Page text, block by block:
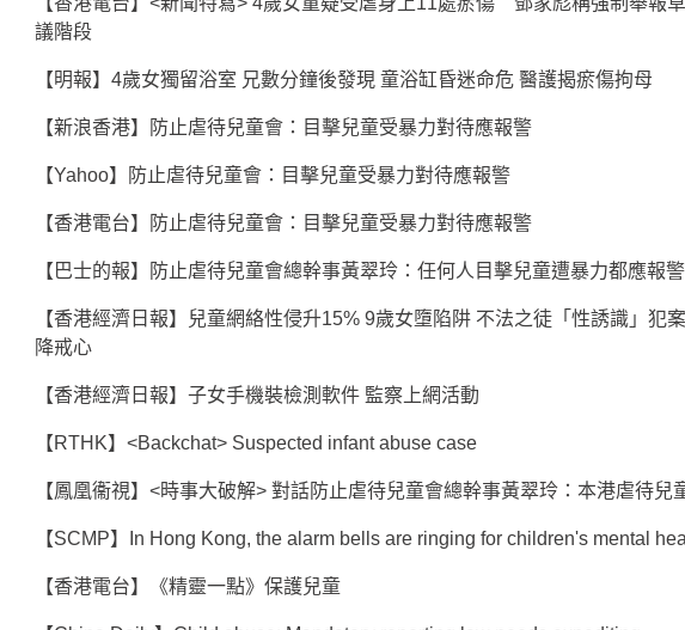
議階段
【明報】4歲女獨留浴室 兄數分鐘後發現 童浴缸昏迷命危 醫護揭瘀傷拘母
【新浪香港】防止虐待兒童會：目擊兒童受暴力對待應報警
【Yahoo】防止虐待兒童會：目擊兒童受暴力對待應報警
【香港電台】防止虐待兒童會：目擊兒童受暴力對待應報警
【巴士的報】防止虐待兒童會總幹事黃翠玲：任何人目擊兒童遭暴力都應報警
【香港經濟日報】兒童網絡性侵升15% 9歲女墮陷阱 不法之徒「性誘識」犯
降戒心
【香港經濟日報】子女手機裝檢測軟件 監察上網活動
【RTHK】<Backchat> Suspected infant abuse case
【鳳凰衞視】<時事大破解> 對話防止虐待兒童會總幹事黃翠玲：本港虐待兒
【SCMP】In Hong Kong, the alarm bells are ringing for children's mental
【香港電台】《精靈一點》保護兒童